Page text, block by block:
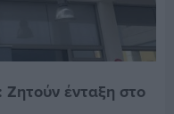
ένταξη στο